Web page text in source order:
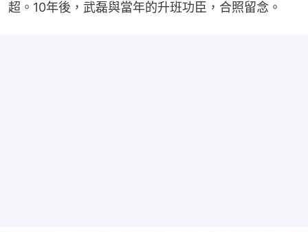
超。10年後，武磊與當年的升班功臣，合照留念。